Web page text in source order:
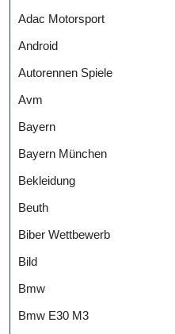
Adac Motorsport
Android
Autorennen Spiele
Avm
Bayern
Bayern München
Bekleidung
Beuth
Biber Wettbewerb
Bild
Bmw
Bmw E30 M3